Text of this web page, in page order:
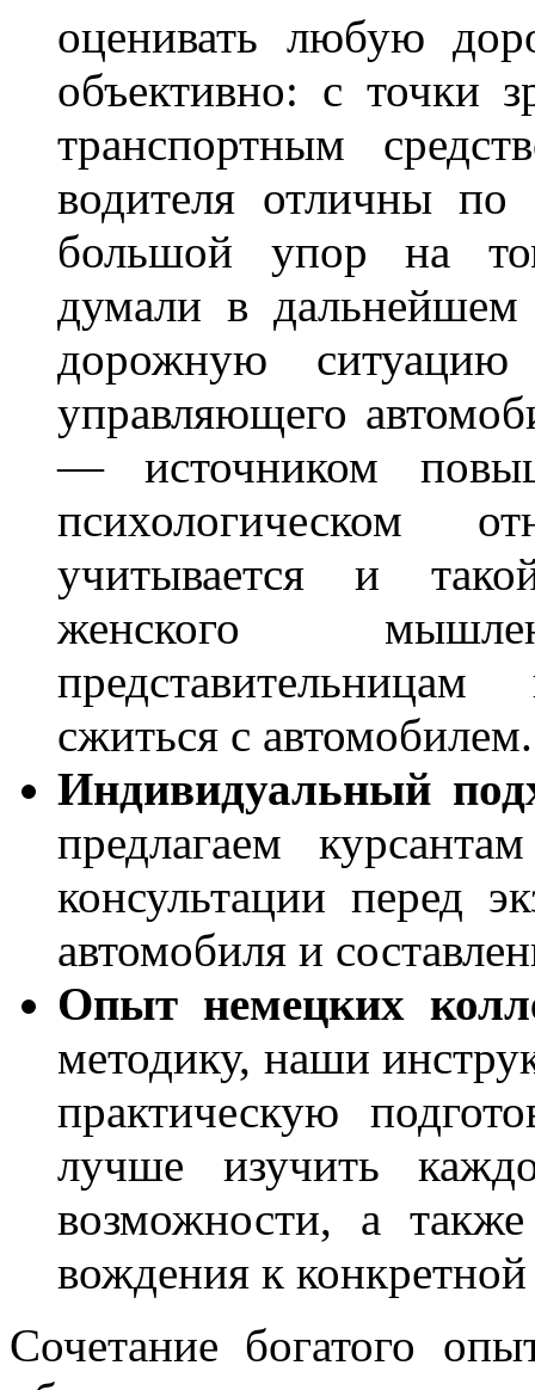
оценивать любую
объективно: с точки
транспортным
водителя отличны по
большой упор на
думали в дальнейшем
дорожную
управляющего
— источником
психологическом
учитывается и
женского
сжиться с автомобилем.
Индивидуальный
предлагаем
консультации перед
автомобиля и
Опыт немецких
методику, наши
практическую
лучше изучить
возможности, а
вождения к
Сочетание богатого